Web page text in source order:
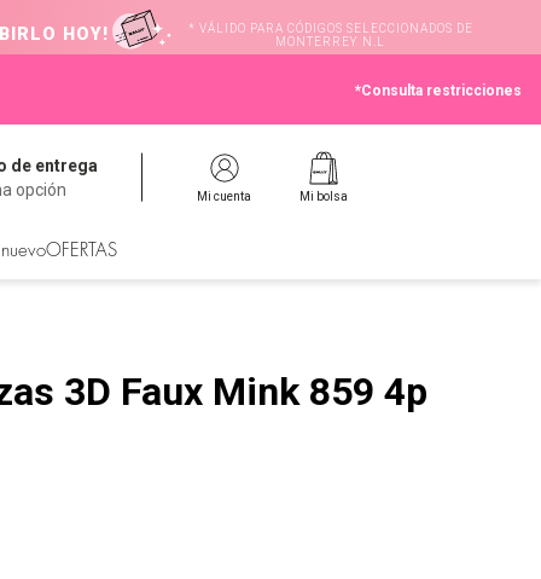
HOY!
* VÁLIDO PARA CÓDIGOS SELECCIONADOS DE
MONTERREY N.L
*Consulta restricciones
de entrega
opción
Mi cuenta Mi bolsa
OFERTAS
3D Faux Mink 859 4p